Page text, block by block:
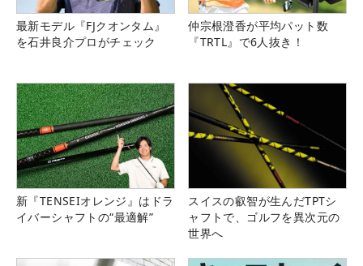
最新モデル『FJクオンタム』
を石井良介プロがチェック
仲宗根澄香が平均パット数
『TRTL』で6人抜き！
新『TENSEIオレンジ』はドラ
イバーシャフトの“最適解”
スイスの叡智が生んだTPTシ
ャフトで、ゴルフを異次元の
世界へ